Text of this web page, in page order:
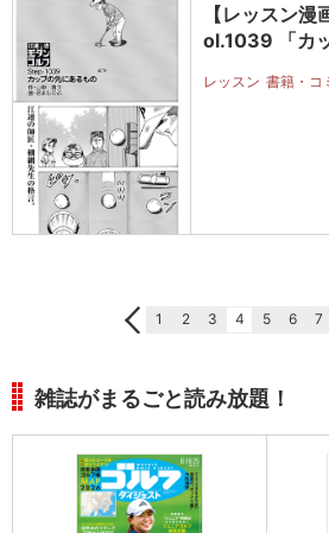
【レッスン
ol.1039 「カ
レッスン 書籍・コ
1 2 3 4 5 6 7
雑誌がまるごと読み放題！